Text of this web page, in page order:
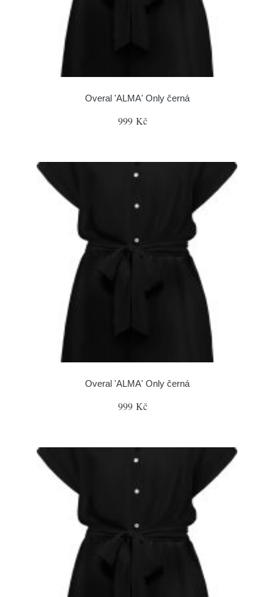
Overal 'ALMA' Only černá
999 Kč
Overal 'ALMA' Only černá
999 Kč